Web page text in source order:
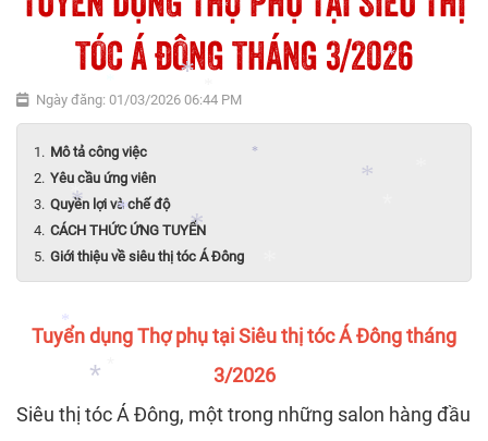
*
*
*
*
*
*
*
TÓC Á ĐÔNG THÁNG 3/2026
Ngày đăng: 01/03/2026 06:44 PM
Mô tả công việc
Yêu cầu ứng viên
Quyền lợi và chế độ
CÁCH THỨC ỨNG TUYỂN
Giới thiệu về siêu thị tóc Á Đông
Tuyển dụng Thợ phụ tại Siêu thị tóc Á Đông tháng
3/2026
Siêu thị tóc Á Đông, một trong những salon hàng đầu